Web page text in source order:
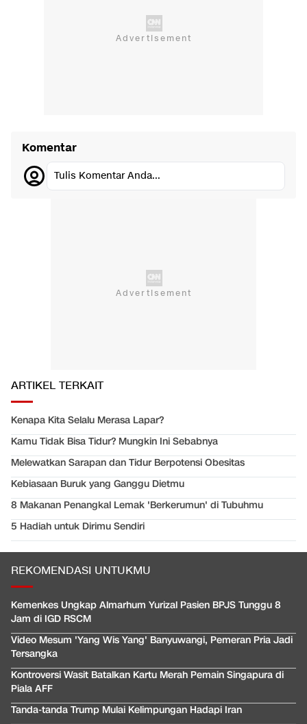
Komentar
Tulis Komentar Anda...
ARTIKEL TERKAIT
Kenapa Kita Selalu Merasa Lapar?
Kamu Tidak Bisa Tidur? Mungkin Ini Sebabnya
Melewatkan Sarapan dan Tidur Berpotensi Obesitas
Kebiasaan Buruk yang Ganggu Dietmu
8 Makanan Penangkal Lemak 'Berkerumun' di Tubuhmu
5 Hadiah untuk Dirimu Sendiri
REKOMENDASI UNTUKMU
Kemenkes Ungkap Almarhum Yurizal Pasien BPJS Tunggu 8
Jam di IGD RSCM
Video Mesum 'Yang Wis Yang' Banyuwangi, Pemeran Pria Jadi
Tersangka
Kontroversi Wasit Batalkan Kartu Merah Pemain Singapura di
Piala AFF
Tanda-tanda Trump Mulai Kelimpungan Hadapi Iran